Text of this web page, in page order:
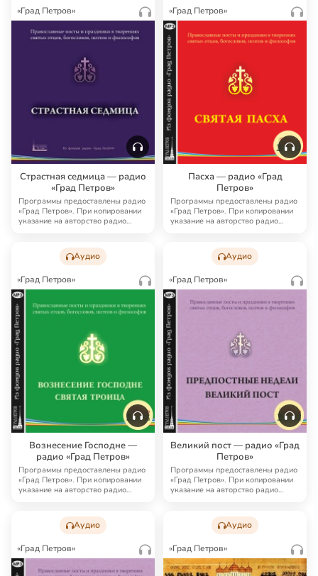
«Град Петров»
Страстная седмица — радио
«Град Петров»
Программы предоставлены радио
«Град Петров». При копировании
указание на авторство радио
«Град Петров»
Пасха — радио «Град
Петров»
Программы предоставлены радио
«Град Петров». При копировании
указание на авторство радио
Аудио
«Град Петров»
Вознесение Господне —
радио «Град Петров»
Программы предоставлены радио
«Град Петров». При копировании
указание на авторство радио
Аудио
«Град Петров»
Великий пост — радио «Град
Петров»
Программы предоставлены радио
«Град Петров». При копировании
указание на авторство радио
Аудио
«Град Петров»
Аудио
«Град Петров»